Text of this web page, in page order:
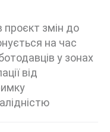
змін до
на час
у зонах
від